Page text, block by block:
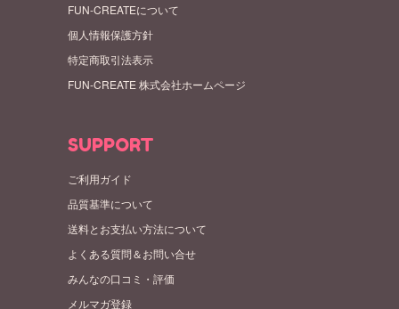
FUN-CREATEについて
個人情報保護方針
特定商取引法表示
FUN-CREATE 株式会社ホームページ
SUPPORT
ご利用ガイド
品質基準について
送料とお支払い方法について
よくある質問＆お問い合せ
みんなの口コミ・評価
メルマガ登録